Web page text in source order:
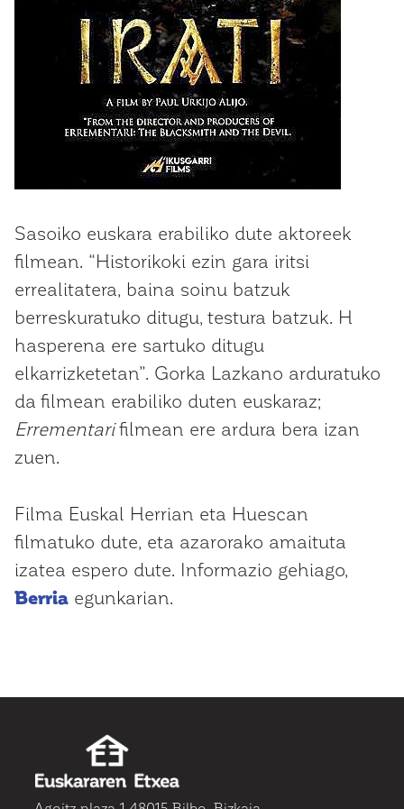
Sasoiko euskara erabiliko dute aktoreek
filmean. “Historikoki ezin gara iritsi
errealitatera, baina soinu batzuk
berreskuratuko ditugu, testura batzuk. H
hasperena ere sartuko ditugu
elkarrizketetan”. Gorka Lazkano arduratuko
da filmean erabiliko duten euskaraz;
Errementarifilmean ere ardura bera izan
zuen.
Filma Euskal Herrian eta Huescan
filmatuko dute, eta azarorako amaituta
izatea espero dute. Informazio gehiago,
Berria egunkarian.